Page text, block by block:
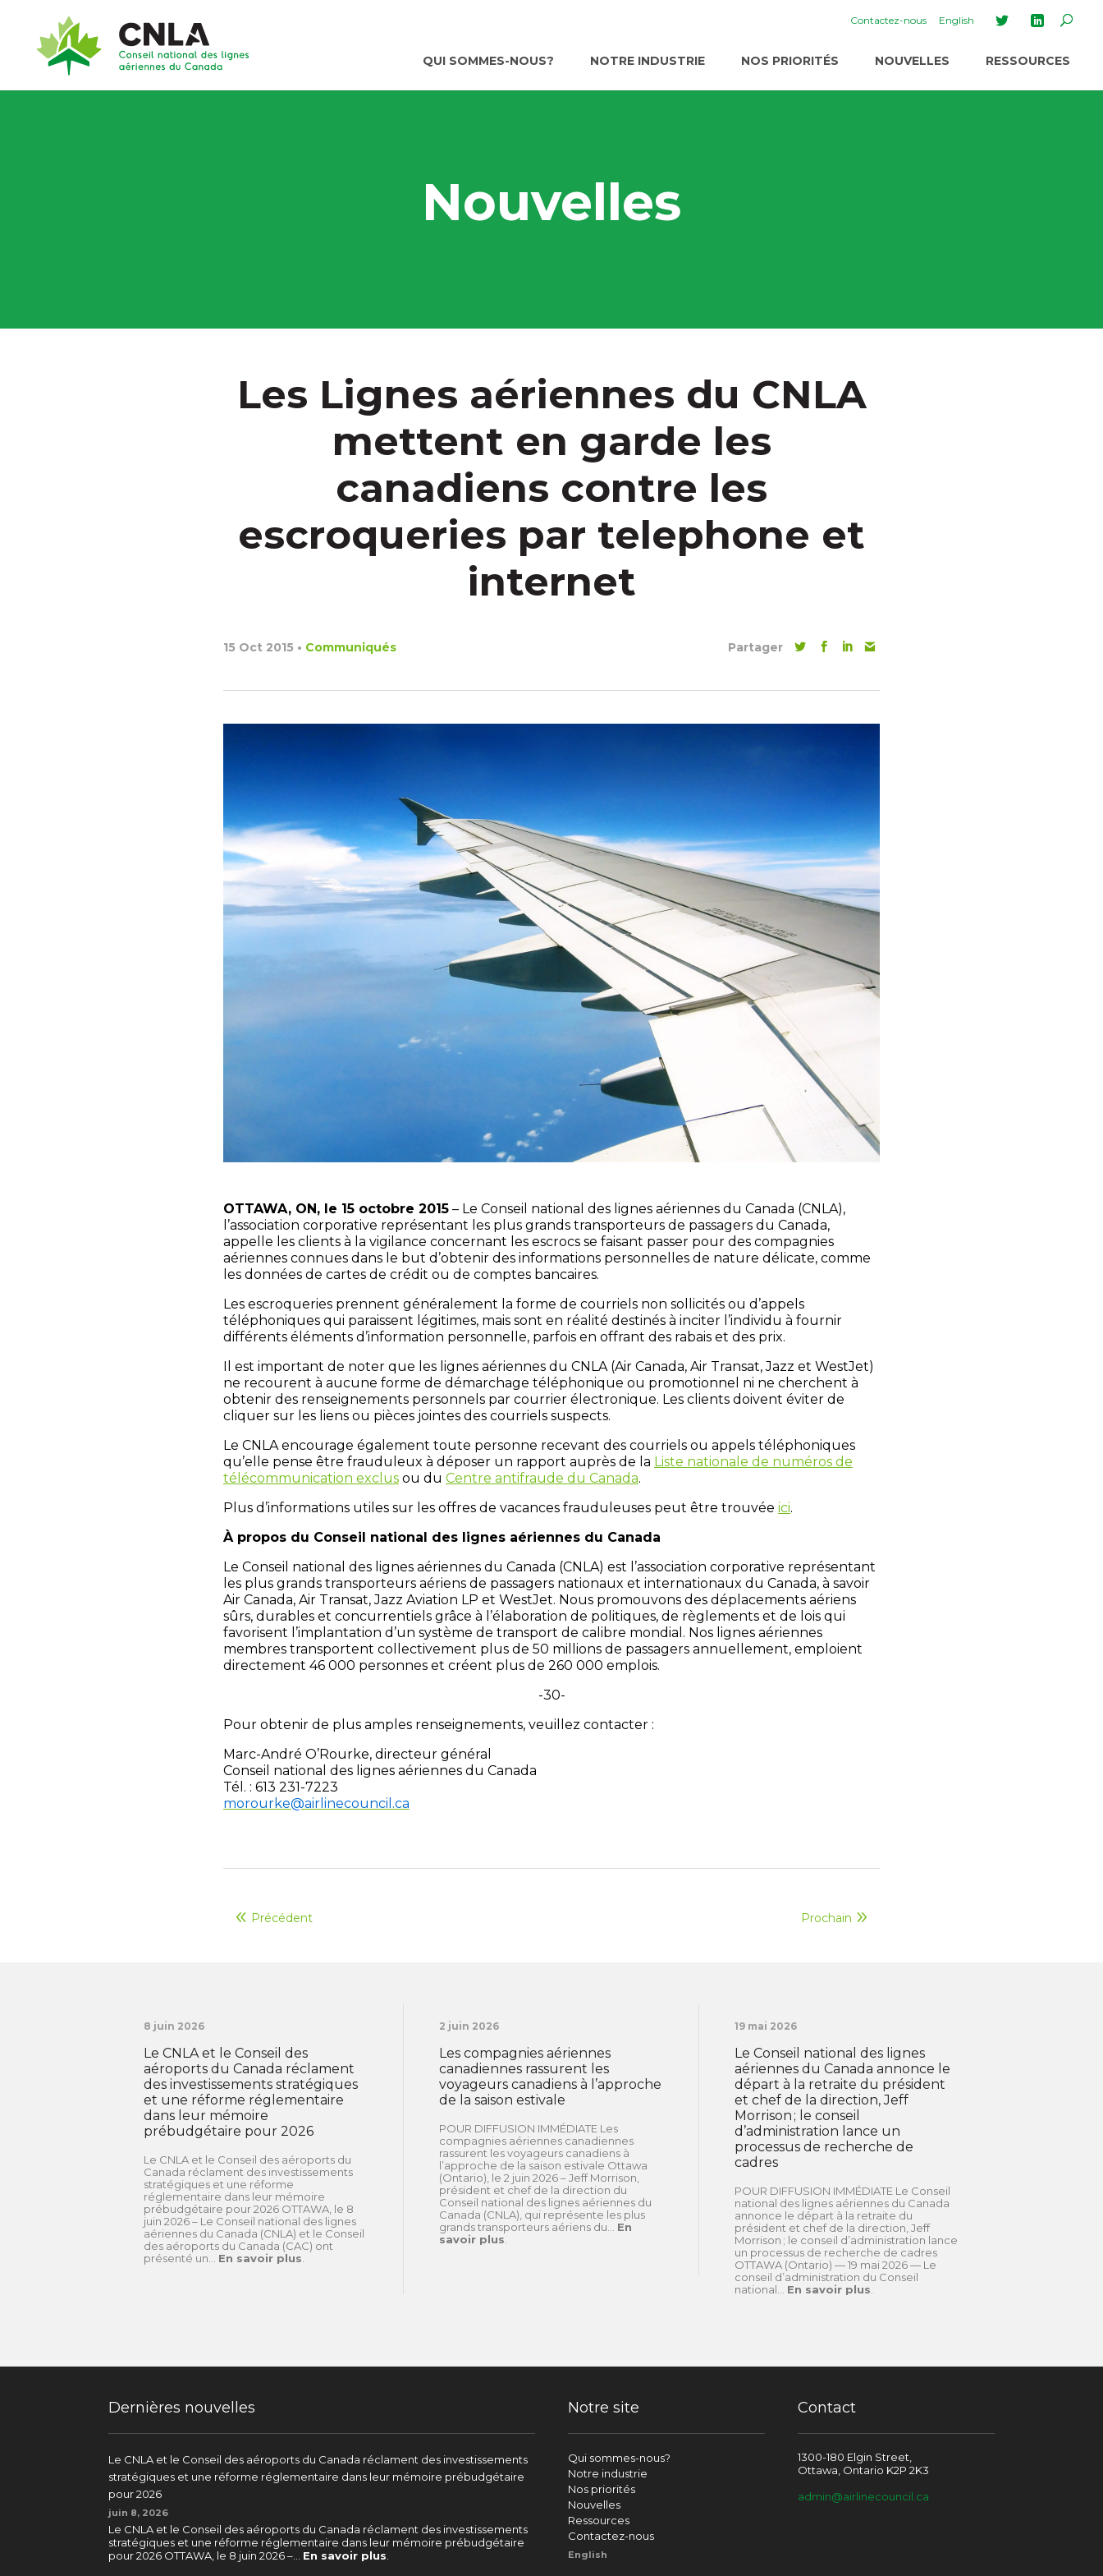
Contactez-nous English
QUI SOMMES-NOUS? NOTRE INDUSTRIE NOS PRIORITÉS NOUVELLES RESSOURCES
Nouvelles
Les Lignes aériennes du CNLA
mettent en garde les
canadiens contre les
escroqueries par telephone et
internet
15 Oct 2015 • Communiqués Partager
OTTAWA, ON, le 15 octobre 2015 – Le Conseil national des lignes aériennes du Canada (CNLA),
l’association corporative représentant les plus grands transporteurs de passagers du Canada,
appelle les clients à la vigilance concernant les escrocs se faisant passer pour des compagnies
aériennes connues dans le but d’obtenir des informations personnelles de nature délicate, comme
les données de cartes de crédit ou de comptes bancaires.
Les escroqueries prennent généralement la forme de courriels non sollicités ou d’appels
téléphoniques qui paraissent légitimes, mais sont en réalité destinés à inciter l’individu à fournir
différents éléments d’information personnelle, parfois en offrant des rabais et des prix.
Il est important de noter que les lignes aériennes du CNLA (Air Canada, Air Transat, Jazz et WestJet)
ne recourent à aucune forme de démarchage téléphonique ou promotionnel ni ne cherchent à
obtenir des renseignements personnels par courrier électronique. Les clients doivent éviter de
cliquer sur les liens ou pièces jointes des courriels suspects.
Le CNLA encourage également toute personne recevant des courriels ou appels téléphoniques
qu’elle pense être frauduleux à déposer un rapport auprès de la Liste nationale de numéros de
télécommunication exclus ou du Centre antifraude du Canada.
Plus d’informations utiles sur les offres de vacances frauduleuses peut être trouvée ici.
À propos du Conseil national des lignes aériennes du Canada
Le Conseil national des lignes aériennes du Canada (CNLA) est l’association corporative représentant
les plus grands transporteurs aériens de passagers nationaux et internationaux du Canada, à savoir
Air Canada, Air Transat, Jazz Aviation LP et WestJet. Nous promouvons des déplacements aériens
sûrs, durables et concurrentiels grâce à l’élaboration de politiques, de règlements et de lois qui
favorisent l’implantation d’un système de transport de calibre mondial. Nos lignes aériennes
membres transportent collectivement plus de 50 millions de passagers annuellement, emploient
directement 46 000 personnes et créent plus de 260 000 emplois.
-30-
Pour obtenir de plus amples renseignements, veuillez contacter :
Marc-André O’Rourke, directeur général
Conseil national des lignes aériennes du Canada
Tél. : 613 231-7223
morourke@airlinecouncil.ca
Précédent Prochain
8 juin 2026
Le CNLA et le Conseil des
aéroports du Canada réclament
des investissements stratégiques
et une réforme réglementaire
dans leur mémoire
prébudgétaire pour 2026
Le CNLA et le Conseil des aéroports du
Canada réclament des investissements
stratégiques et une réforme
réglementaire dans leur mémoire
prébudgétaire pour 2026 OTTAWA, le 8
juin 2026 – Le Conseil national des lignes
aériennes du Canada (CNLA) et le Conseil
des aéroports du Canada (CAC) ont
présenté un... En savoir plus
2 juin 2026
Les compagnies aériennes
canadiennes rassurent les
voyageurs canadiens à l’approche
de la saison estivale
POUR DIFFUSION IMMÉDIATE Les
compagnies aériennes canadiennes
rassurent les voyageurs canadiens à
l’approche de la saison estivale Ottawa
(Ontario), le 2 juin 2026 – Jeff Morrison,
président et chef de la direction du
Conseil national des lignes aériennes du
Canada (CNLA), qui représente les plus
grands transporteurs aériens du... En
savoir plus
19 mai 2026
Le Conseil national des lignes
aériennes du Canada annonce le
départ à la retraite du président
et chef de la direction, Jeff
Morrison ; le conseil
d’administration lance un
processus de recherche de
cadres
POUR DIFFUSION IMMÉDIATE Le Conseil
national des lignes aériennes du Canada
annonce le départ à la retraite du
président et chef de la direction, Jeff
Morrison ; le conseil d’administration lance
un processus de recherche de cadres
OTTAWA (Ontario) — 19 mai 2026 — Le
conseil d’administration du Conseil
national... En savoir plus
Dernières nouvelles
Le CNLA et le Conseil des aéroports du Canada réclament des investissements
stratégiques et une réforme réglementaire dans leur mémoire prébudgétaire
pour 2026
juin 8, 2026
Le CNLA et le Conseil des aéroports du Canada réclament des investissements
stratégiques et une réforme réglementaire dans leur mémoire prébudgétaire
pour 2026 OTTAWA, le 8 juin 2026 –... En savoir plus.
Notre site
Qui sommes-nous?
Notre industrie
Nos priorités
Nouvelles
Ressources
Contactez-nous
English
Contact
1300-180 Elgin Street,
Ottawa, Ontario K2P 2K3
admin@airlinecouncil.ca